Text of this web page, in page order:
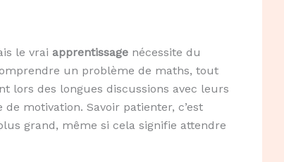
le vrai apprentissagenécessite du
un problème de maths, tout
lors des longues discussions avec leurs
motivation. Savoir patienter, c’est
grand, même si cela signifie attendre